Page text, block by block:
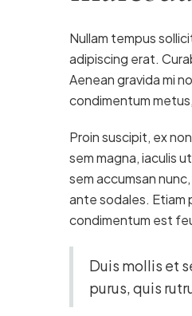
Nullam tempus
adipiscing erat.
Aenean gravida mi
condimentum
Proin suscipit, ex
sem magna, iaculis
sem accumsan
ante sodales. Etiam
condimentum est
Duis mollis et
purus, quis